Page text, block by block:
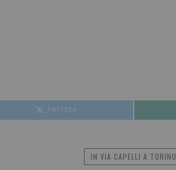
TWITTER
IN VIA CAPELLI A TORINO